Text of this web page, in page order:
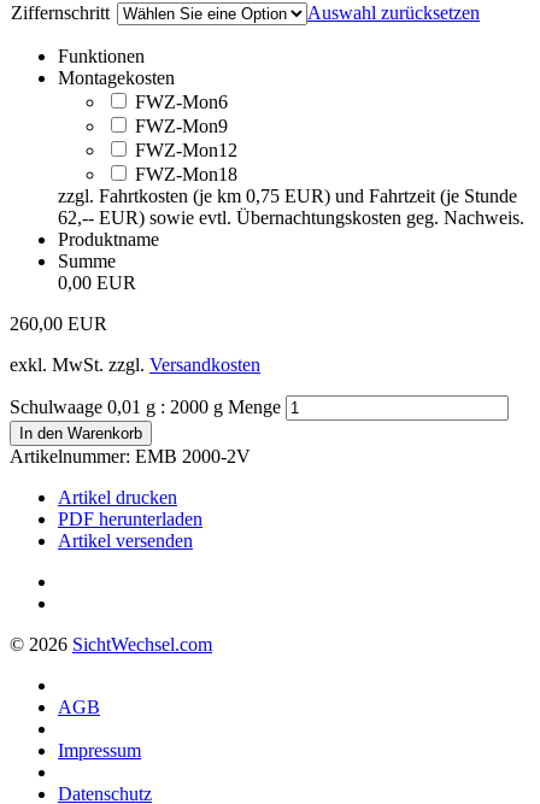
Ziffernschritt
Auswahl zurücksetzen
Funktionen
Montagekosten
FWZ-Mon6
FWZ-Mon9
FWZ-Mon12
FWZ-Mon18
zzgl. Fahrtkosten (je km 0,75 EUR) und Fahrtzeit (je Stunde
62,-- EUR) sowie evtl. Übernachtungskosten geg. Nachweis.
Produktname
Summe
0,00 EUR
260,00 EUR
exkl. MwSt. zzgl. Versandkosten
Schulwaage 0,01 g : 2000 g Menge
In den Warenkorb
Artikelnummer: EMB 2000-2V
Artikel drucken
PDF herunterladen
Artikel versenden
© 2026 SichtWechsel.com
AGB
Impressum
Datenschutz